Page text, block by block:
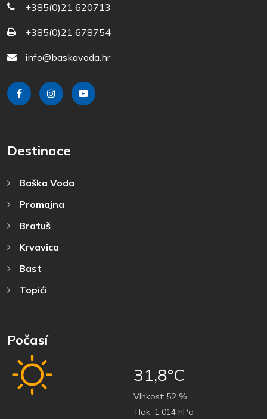
+385(0)21 620713
+385(0)21 678754
info@baskavoda.hr
Destinace
Baška Voda
Promajna
Bratuš
Krvavica
Bast
Topići
Počasí
31,8°C
Vlhkost: 52 %
Tlak: 1 014 hPa